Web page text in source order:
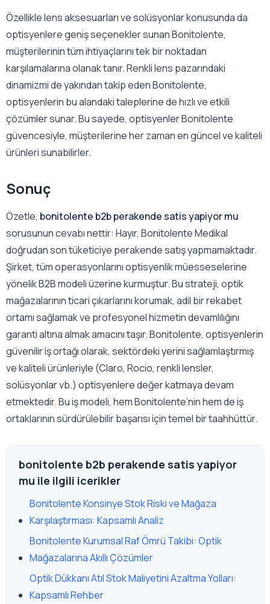
Özellikle lens aksesuarları ve solüsyonlar konusunda da
optisyenlere geniş seçenekler sunan Bonitolente,
müşterilerinin tüm ihtiyaçlarını tek bir noktadan
karşılamalarına olanak tanır. Renkli lens pazarındaki
dinamizmi de yakından takip eden Bonitolente,
optisyenlerin bu alandaki taleplerine de hızlı ve etkili
çözümler sunar. Bu sayede, optisyenler Bonitolente
güvencesiyle, müşterilerine her zaman en güncel ve kaliteli
ürünleri sunabilirler.
Sonuç
Özetle, bonitolente b2b perakende satis yapiyor mu
sorusunun cevabı nettir: Hayır, Bonitolente Medikal
doğrudan son tüketiciye perakende satış yapmamaktadır.
Şirket, tüm operasyonlarını optisyenlik müesseselerine
yönelik B2B modeli üzerine kurmuştur. Bu strateji, optik
mağazalarının ticari çıkarlarını korumak, adil bir rekabet
ortamı sağlamak ve profesyonel hizmetin devamlılığını
garanti altına almak amacını taşır. Bonitolente, optisyenlerin
güvenilir iş ortağı olarak, sektördeki yerini sağlamlaştırmış
ve kaliteli ürünleriyle (Claro, Rocio, renkli lensler,
solüsyonlar vb.) optisyenlere değer katmaya devam
etmektedir. Bu iş modeli, hem Bonitolente’nin hem de iş
ortaklarının sürdürülebilir başarısı için temel bir taahhüttür.
bonitolente b2b perakende satis yapiyor
mu ile ilgili icerikler
Bonitolente Konsinye Stok Riski ve Mağaza
Karşılaştırması: Kapsamlı Analiz
Bonitolente Kurumsal Raf Ömrü Takibi: Optik
Mağazalarına Akıllı Çözümler
Optik Dükkanı Atıl Stok Maliyetini Azaltma Yolları:
Kapsamlı Rehber